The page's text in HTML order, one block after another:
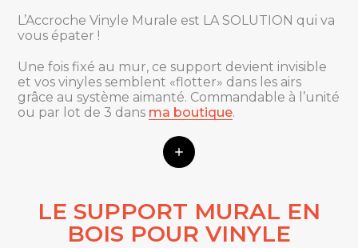
L’Accroche Vinyle Murale est LA SOLUTION qui va
vous épater !
Une fois fixé au mur, ce support devient invisible
et vos vinyles semblent «flotter» dans les airs
grâce au système aimanté. Commandable à l’unité
ou par lot de 3 dans ma boutique.
LE SUPPORT MURAL EN
BOIS POUR VINYLE